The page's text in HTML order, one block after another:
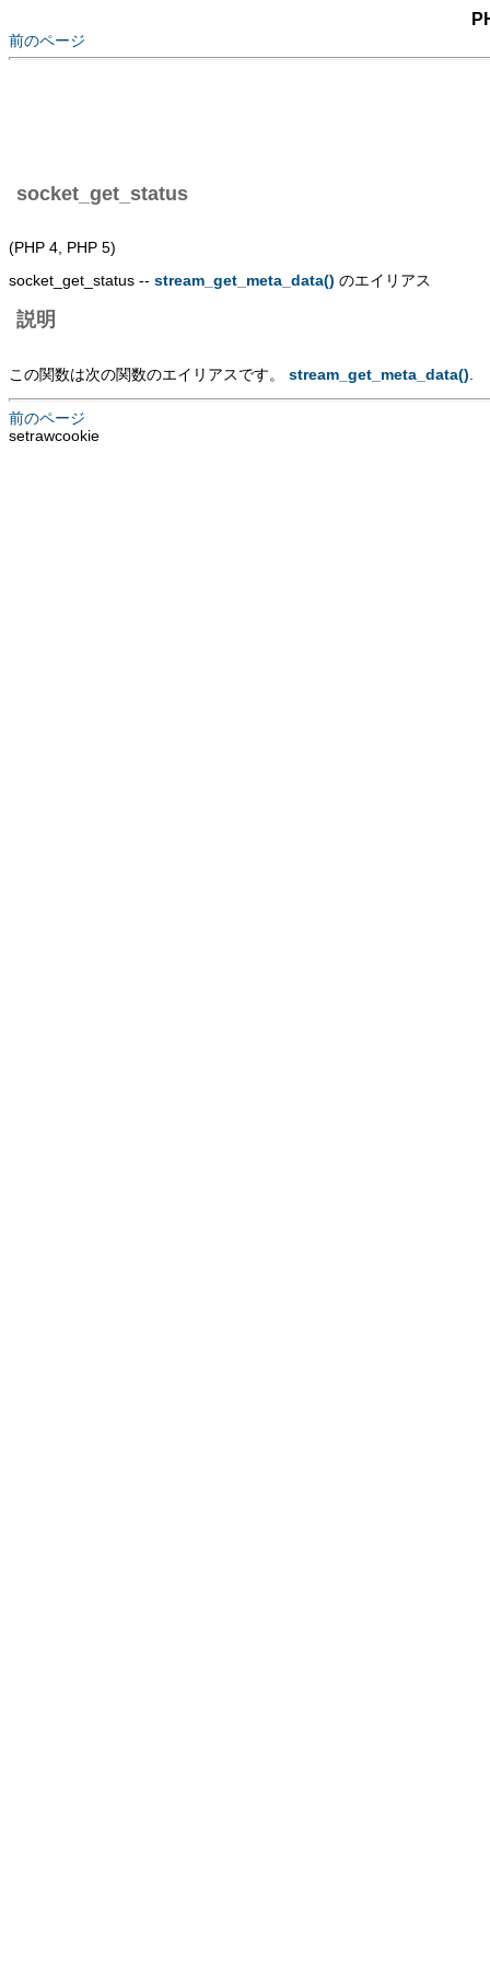
前のページ
socket_get_status
(PHP 4, PHP 5)
socket_get_status -- stream_get_meta_data() のエイリアス
説明
この関数は次の関数のエイリアスです。 stream_get_meta_data()
前のページ
setrawcookie